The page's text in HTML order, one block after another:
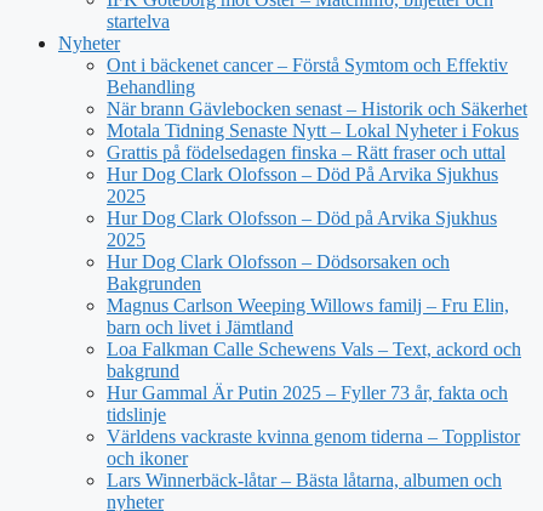
startelva
Nyheter
Ont i bäckenet cancer – Förstå Symtom och Effektiv
Behandling
När brann Gävlebocken senast – Historik och Säkerhet
Motala Tidning Senaste Nytt – Lokal Nyheter i Fokus
Grattis på födelsedagen finska – Rätt fraser och uttal
Hur Dog Clark Olofsson – Död På Arvika Sjukhus
2025
Hur Dog Clark Olofsson – Död på Arvika Sjukhus
2025
Hur Dog Clark Olofsson – Dödsorsaken och
Bakgrunden
Magnus Carlson Weeping Willows familj – Fru Elin,
barn och livet i Jämtland
Loa Falkman Calle Schewens Vals – Text, ackord och
bakgrund
Hur Gammal Är Putin 2025 – Fyller 73 år, fakta och
tidslinje
Världens vackraste kvinna genom tiderna – Topplistor
och ikoner
Lars Winnerbäck-låtar – Bästa låtarna, albumen och
nyheter